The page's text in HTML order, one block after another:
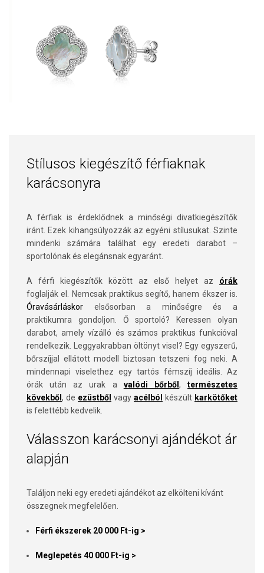
Stílusos kiegészítő férfiaknak
karácsonyra
A férfiak is érdeklődnek a minőségi divatkiegészítők
iránt. Ezek kihangsúlyozzák az egyéni stílusukat. Szinte
mindenki számára találhat egy eredeti darabot –
sportolónak és elegánsnak egyaránt.
A férfi kiegészítők között az első helyet az órák
foglalják el. Nemcsak praktikus segítő, hanem ékszer is.
Óravásárláskor elsősorban a minőségre és a
praktikumra gondoljon. Ő sportoló? Keressen olyan
darabot, amely vízálló és számos praktikus funkcióval
rendelkezik. Leggyakrabban öltönyt visel? Egy egyszerű,
bőrszíjjal ellátott modell biztosan tetszeni fog neki. A
mindennapi viselethez egy tartós fémszíj ideális. Az
órák után az urak a valódi bőrből ,természetes
kövekből , de ezüstből vagy acélból készült karkötőket
is felettébb kedvelik.
Válasszon karácsonyi ajándékot ár
alapján
Találjon neki egy eredeti ajándékot az elkölteni kívánt
összegnek megfelelően.
Férfi ékszerek 20 000 Ft-ig >
Meglepetés 40 000 Ft-ig >